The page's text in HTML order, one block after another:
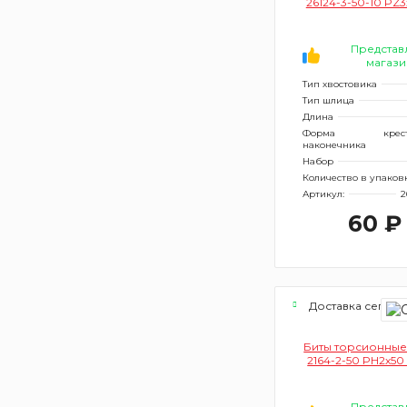
Тип хвостовика
Тип шлица
Длина
Форма
наконечника
Набор
Количество в
Артикул:
60 ₽
Доставка
Биты
2164-2-50